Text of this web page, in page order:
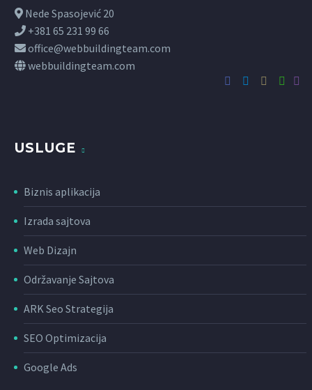
Nede Spasojević 20
+381 65 231 99 66
office@webbuildingteam.com
webbuildingteam.com
USLUGE
Biznis aplikacija
Izrada sajtova
Web Dizajn
Održavanje Sajtova
ARK Seo Strategija
SEO Optimizacija
Google Ads